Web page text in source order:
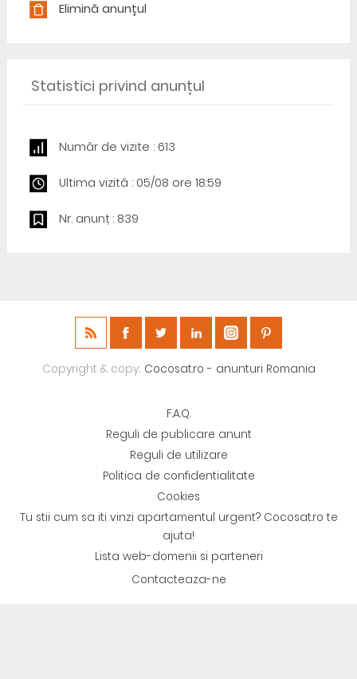
Elimină anunțul
Statistici privind anunțul
Număr de vizite : 613
Ultima vizită : 05/08 ore 18:59
Nr. anunț : 839
Copyright & copy; Cocosat.ro - anunturi Romania
F.A.Q.
Reguli de publicare anunt
Reguli de utilizare
Politica de confidentialitate
Cookies
Tu stii cum sa iti vinzi apartamentul urgent? Cocosat.ro te
ajuta!
Lista web-domenii si parteneri
Contacteaza-ne